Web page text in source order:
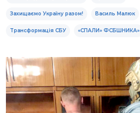
Захищаємо Україну разом! Василь Малюк
Трансформація СБУ «СПАЛИ» ФСБШНИКА»